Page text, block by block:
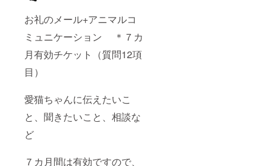
お礼のメール+アニマルコ
ミュニケーション ＊７カ
月有効チケット（質問12項
目）
愛猫ちゃんに伝えたいこ
と、聞きたいこと、相談な
ど
７カ月間は有効ですので、